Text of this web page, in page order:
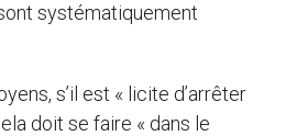
systématiquement
s’il est « licite d’arrêter
doit se faire « dans le